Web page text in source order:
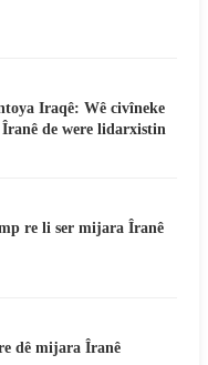
Iraqê: Wê civîneke
de were lidarxistin
re li ser mijara Îranê
dê mijara Îranê